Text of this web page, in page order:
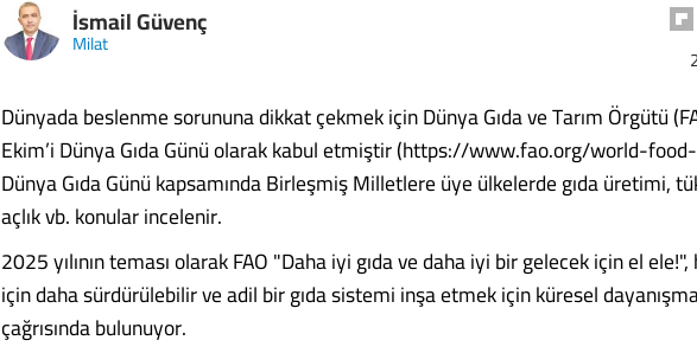
İsmail Güvenç
Milat
Dünyada beslenme sorununa dikkat çekmek için Dünya Gıda ve Tarım Örgütü
Ekim’i Dünya Gıda Günü olarak kabul etmiştir (https://www.fao.org/world-
Dünya Gıda Günü kapsamında Birleşmiş Milletlere üye ülkelerde gıda üretimi,
açlık vb. konular incelenir.
2025 yılının teması olarak FAO "Daha iyi gıda ve daha iyi bir gelecek için el
için daha sürdürülebilir ve adil bir gıda sistemi inşa etmek için küresel
çağrısında bulunuyor.